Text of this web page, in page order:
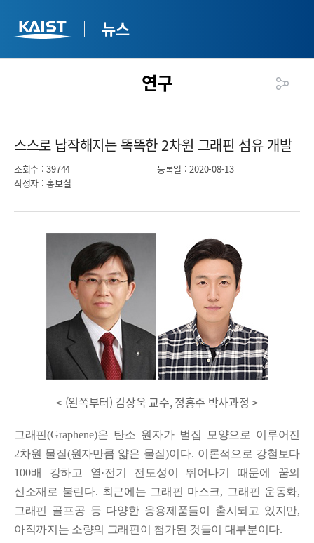
뉴스
연구
스스로 납작해지는 똑똑한 2차원 그래핀 섬유 개발​
조회수 : 39744 등록일 : 2020-08-13
작성자 : 홍보실
< (왼쪽부터) 김상욱 교수, 정홍주 박사과정 >
그래핀(Graphene)은 탄소 원자가 벌집 모양으로 이루어진
2차원 물질(원자만큼 얇은 물질)이다. 이론적으로 강철보다
100배 강하고 열·전기 전도성이 뛰어나기 때문에 꿈의
신소재로 불린다. 최근에는 그래핀 마스크, 그래핀 운동화,
그래핀 골프공 등 다양한 응용제품들이 출시되고 있지만,
아직까지는 소량의 그래핀이 첨가된 것들이 대부분이다.